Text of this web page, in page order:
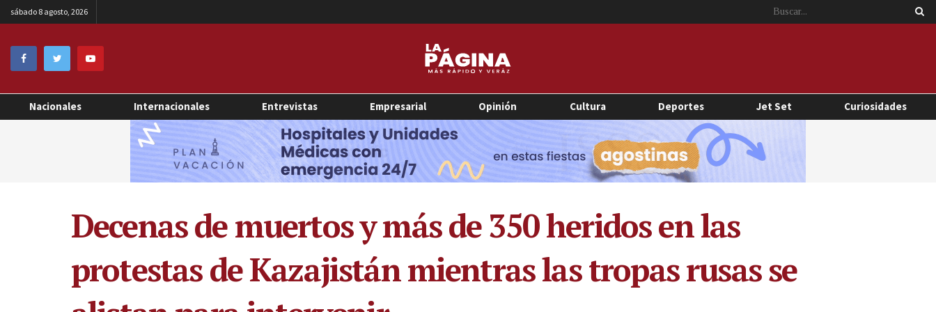
sábado 8 agosto, 2026
Nacionales Internacionales Entrevistas Empresarial Opinión Cultura Deportes Jet Set Curiosidades
Decenas de muertos y más de 350 heridos en las
protestas de Kazajistán mientras las tropas rusas se